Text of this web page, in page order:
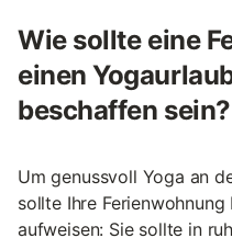
Wie sollte eine
einen
beschaffen sein?
Um genussvoll Yoga an
sollte Ihre
aufweisen: Sie sollte in